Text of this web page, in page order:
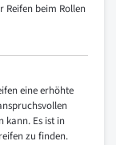
Reifen beim Rollen
eine erhöhte
kann. Es ist in
zu finden.